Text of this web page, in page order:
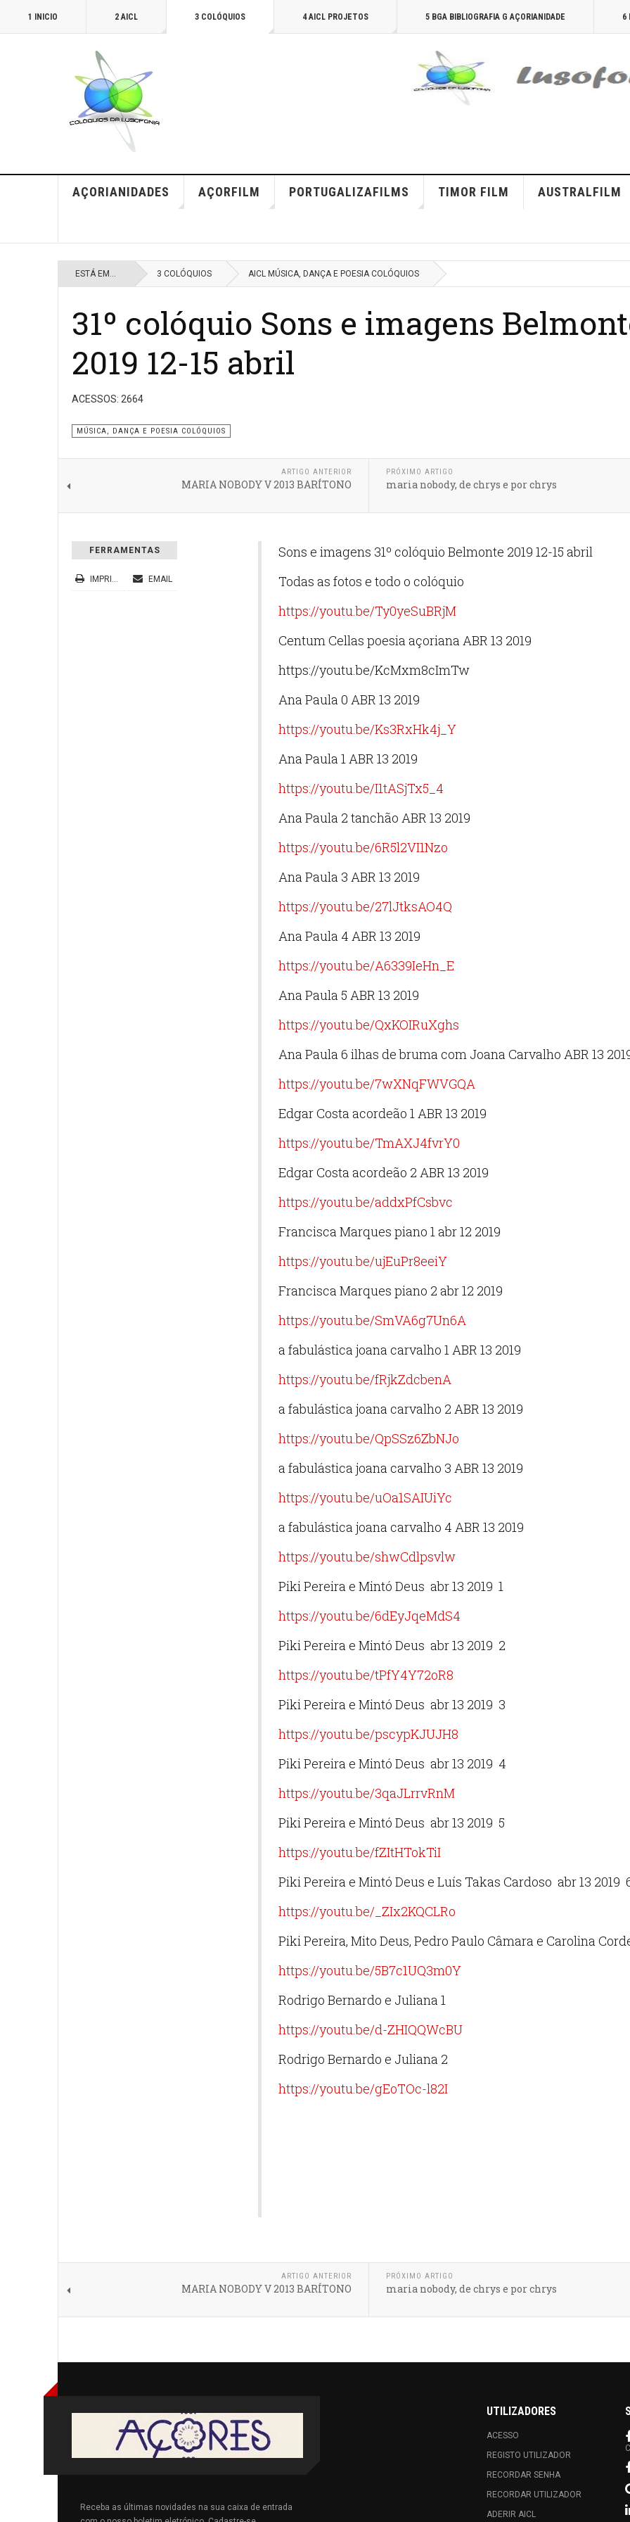
1 INICIO 2 AICL 3 COLÓQUIOS 4 AICL PROJETOS 5 BGA BIBLIOGRAFIA G AÇORIANIDADE 6
AÇORIANIDADES AÇORFILM PORTUGALIZAFILMS TIMOR FILM AUSTRALFILM
ESTÁ EM... 3 COLÓQUIOS AICL MÚSICA, DANÇA E POESIA COLÓQUIOS
31º colóquio Sons e imagens
2019 12-15 abril
ACESSOS: 2664
MÚSICA, DANÇA E POESIA COLÓQUIOS
ARTIGO ANTERIOR
MARIA NOBODY V 2013 BARÍTONO
PRÓXIMO ARTIGO
maria nobody, de chrys e por chrys
FERRAMENTAS
IMPRIMIR EMAIL
Sons e imagens 31º colóquio Belmonte 2019 12-15 abril
Todas as fotos e todo o colóquio
https://youtu.be/Ty0yeSuBRjM
Centum Cellas poesia açoriana ABR 13 2019
https://youtu.be/KcMxm8cImTw
Ana Paula 0 ABR 13 2019
https://youtu.be/Ks3RxHk4j_Y
Ana Paula 1 ABR 13 2019
https://youtu.be/I1tASjTx5_4
Ana Paula 2 tanchão ABR 13 2019
https://youtu.be/6R5l2VI1Nzo
Ana Paula 3 ABR 13 2019
https://youtu.be/27lJtksAO4Q
Ana Paula 4 ABR 13 2019
https://youtu.be/A6339IeHn_E
Ana Paula 5 ABR 13 2019
https://youtu.be/QxKOIRuXghs
Ana Paula 6 ilhas de bruma com Joana Carvalho ABR 13
https://youtu.be/7wXNqFWVGQA
Edgar Costa acordeão 1 ABR 13 2019
https://youtu.be/TmAXJ4fvrY0
Edgar Costa acordeão 2 ABR 13 2019
https://youtu.be/addxPfCsbvc
Francisca Marques piano 1 abr 12 2019
https://youtu.be/ujEuPr8eeiY
Francisca Marques piano 2 abr 12 2019
https://youtu.be/SmVA6g7Un6A
a fabulástica joana carvalho 1 ABR 13 2019
https://youtu.be/fRjkZdcbenA
a fabulástica joana carvalho 2 ABR 13 2019
https://youtu.be/QpSSz6ZbNJo
a fabulástica joana carvalho 3 ABR 13 2019
https://youtu.be/uOa1SAIUiYc
a fabulástica joana carvalho 4 ABR 13 2019
https://youtu.be/shwCdlpsvlw
Piki Pereira e Mintó Deus abr 13 2019 1
https://youtu.be/6dEyJqeMdS4
Piki Pereira e Mintó Deus abr 13 2019 2
https://youtu.be/tPfY4Y72oR8
Piki Pereira e Mintó Deus abr 13 2019 3
https://youtu.be/pscypKJUJH8
Piki Pereira e Mintó Deus abr 13 2019 4
https://youtu.be/3qaJLrrvRnM
Piki Pereira e Mintó Deus abr 13 2019 5
https://youtu.be/fZItHTokTiI
Piki Pereira e Mintó Deus e Luís Takas Cardoso abr 13 2019
https://youtu.be/_ZIx2KQCLRo
Piki Pereira, Mito Deus, Pedro Paulo Câmara e Carolina
https://youtu.be/5B7c1UQ3m0Y
Rodrigo Bernardo e Juliana 1
https://youtu.be/d-ZHIQQWcBU
Rodrigo Bernardo e Juliana 2
https://youtu.be/gEoTOc-l82I
ARTIGO ANTERIOR
MARIA NOBODY V 2013 BARÍTONO
PRÓXIMO ARTIGO
maria nobody, de chrys e por chrys
Receba as últimas novidades na sua caixa de entrada
UTILIZADORES
ACESSO
REGISTO UTILIZADOR
RECORDAR SENHA
RECORDAR UTILIZADOR
ADERIR AICL